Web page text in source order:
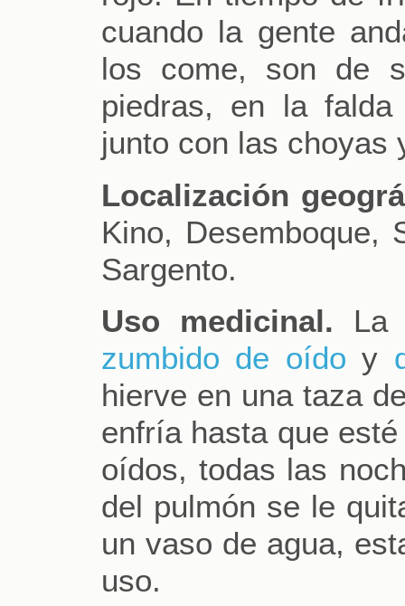
cuando la gente
los come, son de
piedras, en la
junto con las choyas
Localización
Kino, Desemboque,
Sargento.
Uso medicinal. La
zumbido de oído y
hierve en una taza
enfría hasta que
oídos, todas las
del pulmón se le
un vaso de agua,
uso.